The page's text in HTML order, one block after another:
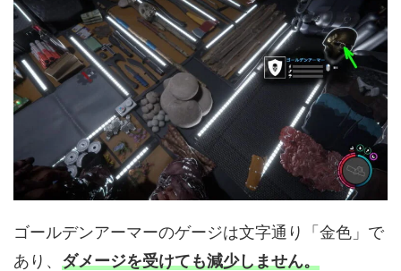
ゴールデンアーマーのゲージは文字通り「金色」で
あり、 ダメージを受けても減少しません。